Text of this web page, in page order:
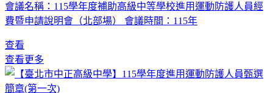
會議名稱：115學年度補助高級中等學校進用運動防護人員經
費暨申請說明會（北部場） 會議時間：115年
查看
查看更多